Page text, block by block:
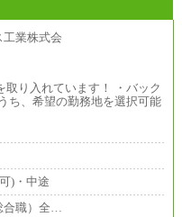
り入れています！ ・バック
ち、希望の勤務地を選択可能
)・中途
合職）全…